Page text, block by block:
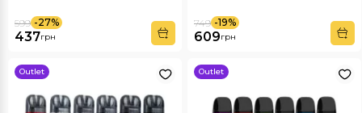
437грн
599 -27%
609грн
749 -19%
Outlet Outlet